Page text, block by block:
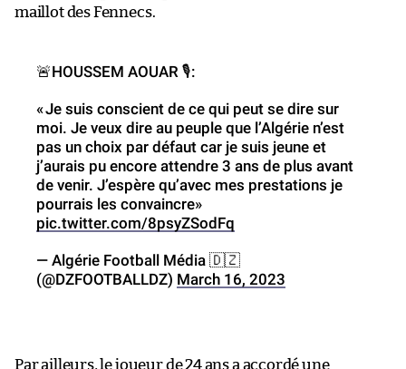
maillot des Fennecs.
🚨HOUSSEM AOUAR 🎙️:
«Je suis conscient de ce qui peut se dire sur
moi. Je veux dire au peuple que l’Algérie n’est
pas un choix par défaut car je suis jeune et
j’aurais pu encore attendre 3 ans de plus avant
de venir. J’espère qu’avec mes prestations je
pourrais les convaincre»
pic.twitter.com/8psyZSodFq
— Algérie Football Média 🇩🇿
(@DZFOOTBALLDZ) March 16, 2023
Par ailleurs, le joueur de 24 ans a accordé une